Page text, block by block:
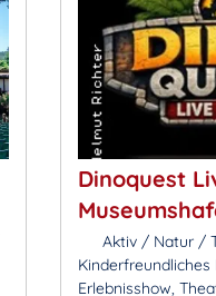
Dinoquest
Aktiv / Natur /
Erlebnisshow,